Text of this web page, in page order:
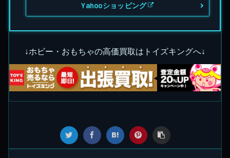
Yahooショッピング
↓ホビー・おもちゃの高価買取はトイズキングへ↓